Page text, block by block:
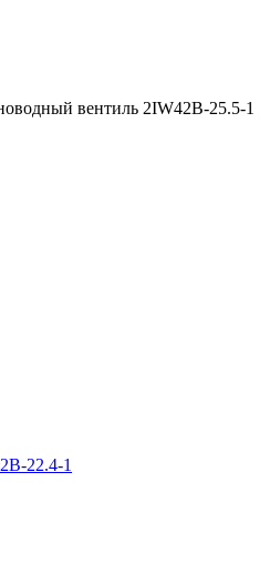
вентиль 2IW42B-25.5-1
22.4-1